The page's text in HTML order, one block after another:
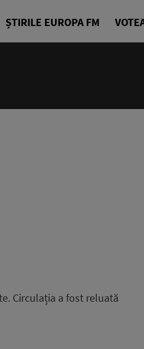
ȘTIRILE EUROPA FM
Circulația a fost reluată